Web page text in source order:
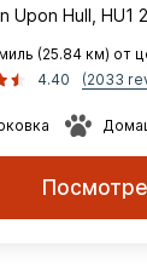
Upon Hull, HU1
(25.84 км) от
4.40
(2033